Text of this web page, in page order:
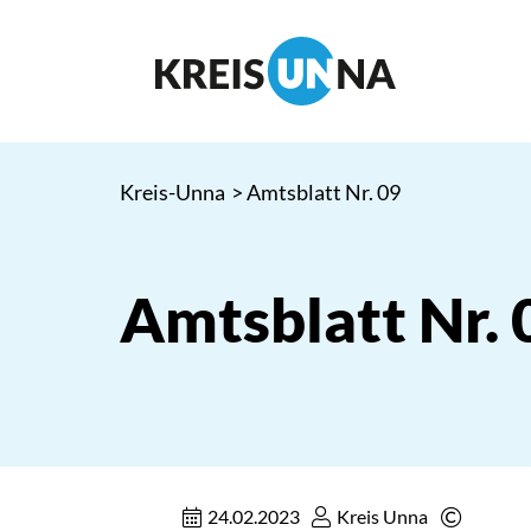
Kreis-Unna > Amtsblatt Nr. 09
Amtsblatt Nr.
24.02.2023 Kreis Unna